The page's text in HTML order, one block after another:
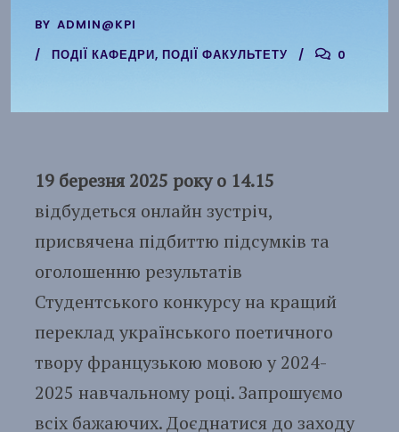
BY ADMIN@KPI
ПОДІЇ КАФЕДРИ, ПОДІЇ ФАКУЛЬТЕТУ 0
19 березня 2025 року о 14.15
відбудеться онлайн зустріч,
присвячена підбиттю підсумків та
оголошенню результатів
Студентського конкурсу на кращий
переклад українського поетичного
твору французькою мовою у 2024-
2025 навчальному році. Запрошуємо
всіх бажаючих. Доєднатися до заходу